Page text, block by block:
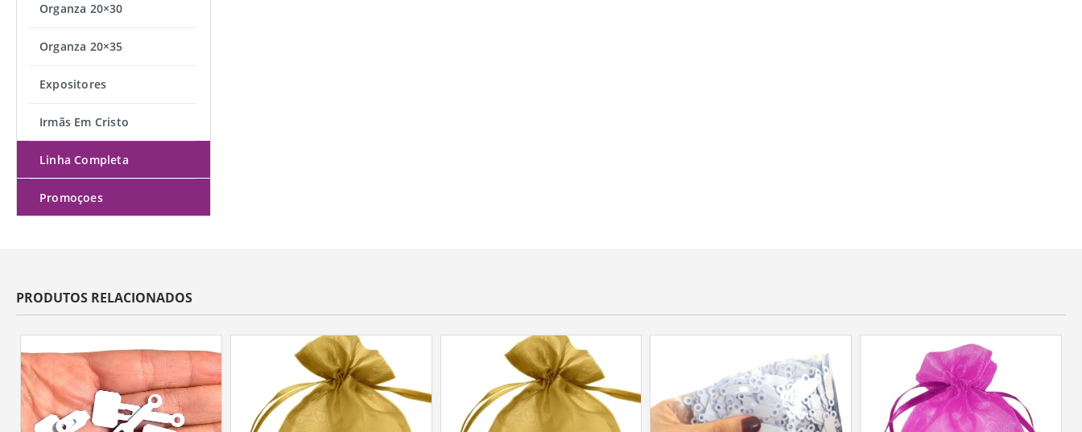
Organza 20×30
Organza 20×35
Expositores
Irmãs Em Cristo
Linha Completa
Promoçoes
PRODUTOS RELACIONADOS